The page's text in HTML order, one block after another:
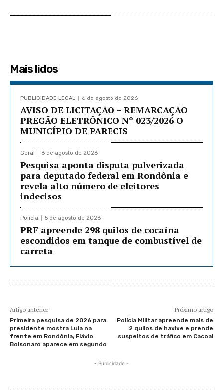
Mais lidos
PUBLICIDADE LEGAL 6 de agosto de 2026
AVISO DE LICITAÇÃO – REMARCAÇÃO
PREGÃO ELETRÔNICO Nº 023/2026 O
MUNICÍPIO DE PARECIS
Geral 6 de agosto de 2026
Pesquisa aponta disputa pulverizada
para deputado federal em Rondônia e
revela alto número de eleitores
indecisos
Policia 5 de agosto de 2026
PRF apreende 298 quilos de cocaína
escondidos em tanque de combustível de
carreta
Artigo anterior
Primeira pesquisa de 2026 para
presidente mostra Lula na
frente em Rondônia; Flávio
Bolsonaro aparece em segundo
Próximo artigo
Polícia Militar apreende mais de
2 quilos de haxixe e prende
suspeitos de tráfico em Cacoal
- Publicidade -